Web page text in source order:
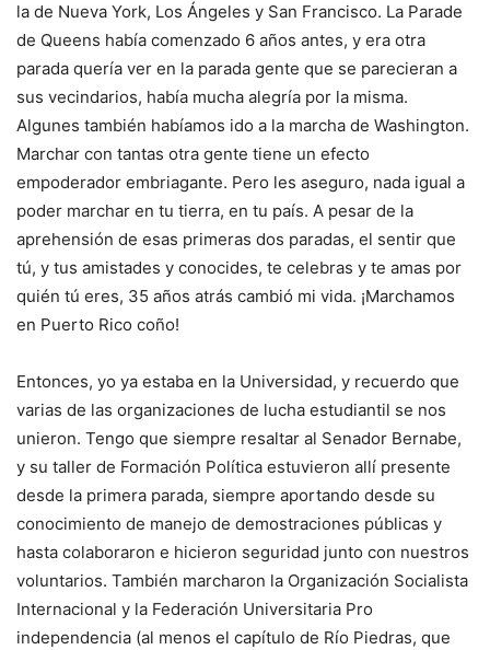
la de Nueva York, Los Ángeles y San Francisco. La Parade
de Queens había comenzado 6 años antes, y era otra
parada quería ver en la parada gente que se parecieran a
sus vecindarios, había mucha alegría por la misma.
Algunes también habíamos ido a la marcha de Washington.
Marchar con tantas otra gente tiene un efecto
empoderador embriagante. Pero les aseguro, nada igual a
poder marchar en tu tierra, en tu país. A pesar de la
aprehensión de esas primeras dos paradas, el sentir que
tú, y tus amistades y conocides, te celebras y te amas por
quién tú eres, 35 años atrás cambió mi vida. ¡Marchamos
en Puerto Rico coño!
Entonces, yo ya estaba en la Universidad, y recuerdo que
varias de las organizaciones de lucha estudiantil se nos
unieron. Tengo que siempre resaltar al Senador Bernabe,
y su taller de Formación Política estuvieron allí presente
desde la primera parada, siempre aportando desde su
conocimiento de manejo de demostraciones públicas y
hasta colaboraron e hicieron seguridad junto con nuestros
voluntarios. También marcharon la Organización Socialista
Internacional y la Federación Universitaria Pro
independencia (al menos el capítulo de Río Piedras, que